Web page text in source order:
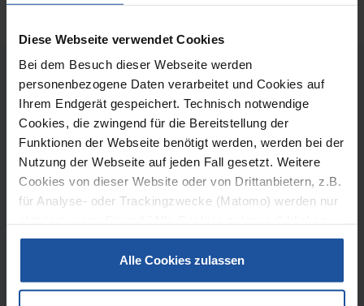
Diese Webseite verwendet Cookies
Bei dem Besuch dieser Webseite werden
personenbezogene Daten verarbeitet und Cookies auf
Ihrem Endgerät gespeichert. Technisch notwendige
Cookies, die zwingend für die Bereitstellung der
Funktionen der Webseite benötigt werden, werden bei der
Nutzung der Webseite auf jeden Fall gesetzt. Weitere
Cookies von dieser Website oder von Drittanbietern, z.B.
für Analyse- oder Trackingzwecke (Matomo) werden nur
Möchten Sie dies nicht, klicken Sie bitte auf "Nur
notwendige Cookies verwenden". Mehr dazu
(einschließlich der Möglichkeit, die Einwilligungserklärung
Alle Cookies zulassen
DSB Säurebau GmbH
Bachstr. 38
D-53639 Königswinter
Tel:+49 2223 928-0
Fax: +49 2223 928-461
Website:www.didiersb.de